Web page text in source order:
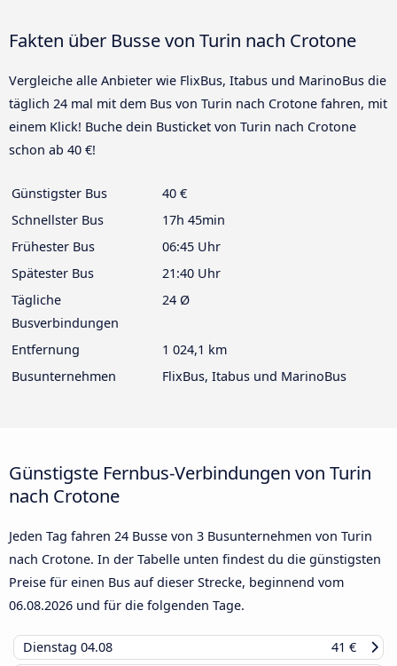
Fakten über Busse von Turin nach Crotone
Vergleiche alle Anbieter wie FlixBus, Itabus und MarinoBus die
täglich 24 mal mit dem Bus von Turin nach Crotone fahren, mit
einem Klick! Buche dein Busticket von Turin nach Crotone
schon ab 40 €!
Günstigster Bus
40 €
Schnellster Bus
17h 45min
Frühester Bus
06:45 Uhr
Spätester Bus
21:40 Uhr
Tägliche
Busverbindungen
24 Ø
Entfernung
1 024,1 km
Busunternehmen
FlixBus, Itabus und MarinoBus
Günstigste Fernbus-Verbindungen von Turin
nach Crotone
Jeden Tag fahren 24 Busse von 3 Busunternehmen von Turin
nach Crotone. In der Tabelle unten findest du die günstigsten
Preise für einen Bus auf dieser Strecke, beginnend vom
06.08.2026 und für die folgenden Tage.
Dienstag 04.08
41 €